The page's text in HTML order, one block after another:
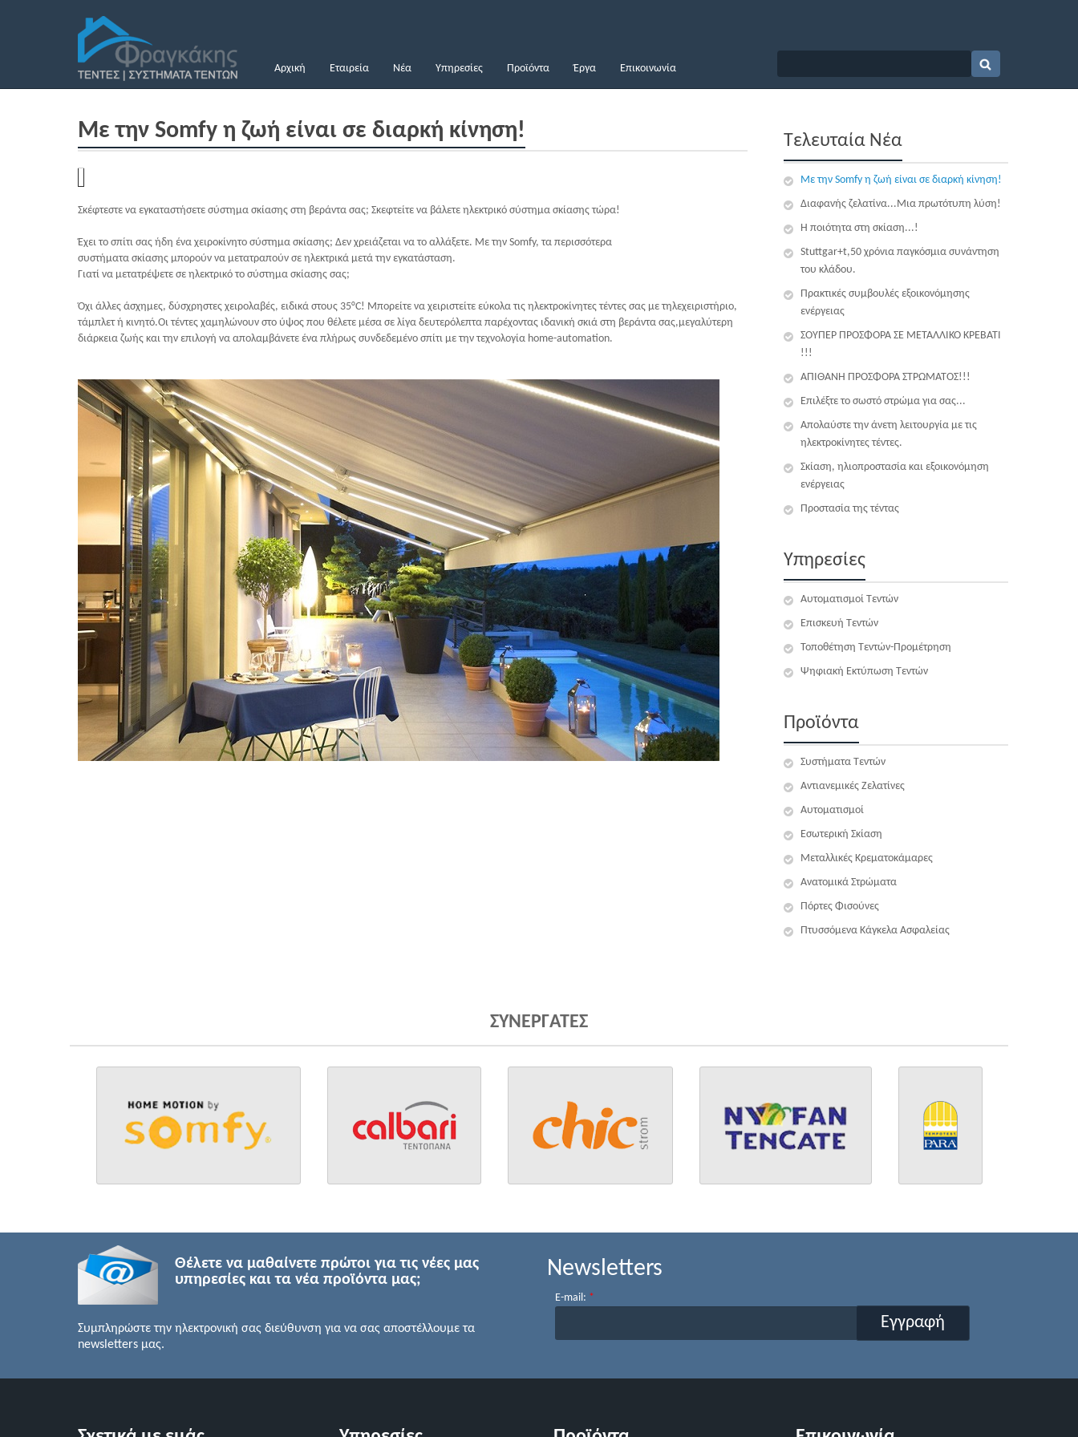
Αρχική Εταιρεία Νέα Υπηρεσίες Προϊόντα Έργα Επικοινωνία
Με την Somfy η ζωή είναι σε διαρκή κίνηση!
Σκέφτεστε να εγκαταστήσετε σύστημα σκίασης στη βεράντα σας; Σκεφτείτε να βάλετε ηλεκτρικό σύστημα σκίασης τώρα!
Έχει το σπίτι σας ήδη ένα χειροκίνητο σύστημα σκίασης; Δεν χρειάζεται να το αλλάξετε. Με την Somfy, τα περισσότερα
συστήματα σκίασης μπορούν να μετατραπούν σε ηλεκτρικά μετά την εγκατάσταση.
Γιατί να μετατρέψετε σε ηλεκτρικό το σύστημα σκίασης σας;
Όχι άλλες άσχημες, δύσχρηστες χειρολαβές, ειδικά στους 35°C! Μπορείτε να χειριστείτε εύκολα τις ηλεκτροκίνητες τέντες σας με τηλεχειριστήριο,
τάμπλετ ή κινητό.Οι τέντες χαμηλώνουν στο ύψος που θέλετε μέσα σε λίγα δευτερόλεπτα παρέχοντας ιδανική σκιά στη βεράντα σας,μεγαλύτερη
διάρκεια ζωής και την επιλογή να απολαμβάνετε ένα πλήρως συνδεδεμένο σπίτι με την τεχνολογία home-automation.
Τελευταία Νέα
Με την Somfy η ζωή είναι σε διαρκή κίνηση!
Διαφανής ζελατίνα...Μια πρωτότυπη λύση!
Η ποιότητα στη σκίαση...!
Stuttgar+t,50 χρόνια παγκόσμια συνάντηση
του κλάδου.
Πρακτικές συμβουλές εξοικονόμησης
ενέργειας
ΣΟΥΠΕΡ ΠΡΟΣΦΟΡΑ ΣΕ ΜΕΤΑΛΛΙΚΟ ΚΡΕΒΑΤΙ
!!!
ΑΠΙΘΑΝΗ ΠΡΟΣΦΟΡΑ ΣΤΡΩΜΑΤΟΣ!!!
Επιλέξτε το σωστό στρώμα για σας...
Απολαύστε την άνετη λειτουργία με τις
ηλεκτροκίνητες τέντες.
Σκίαση, ηλιοπροστασία και εξοικονόμηση
ενέργειας
Προστασία της τέντας
Υπηρεσίες
Αυτοματισμοί Τεντών
Επισκευή Τεντών
Τοποθέτηση Τεντών-Προμέτρηση
Ψηφιακή Εκτύπωση Τεντών
Προϊόντα
Συστήματα Τεντών
Αντιανεμικές Ζελατίνες
Αυτοματισμοί
Εσωτερική Σκίαση
Μεταλλικές Κρεματοκάμαρες
Ανατομικά Στρώματα
Πόρτες Φισούνες
Πτυσσόμενα Κάγκελα Ασφαλείας
ΣΥΝΕΡΓΑΤΕΣ
Θέλετε να μαθαίνετε πρώτοι για τις νέες μας
υπηρεσίες και τα νέα προϊόντα μας;
Συμπληρώστε την ηλεκτρονική σας διεύθυνση για να σας αποστέλλουμε τα
newsletters μας.
Newsletters
E-mail: *